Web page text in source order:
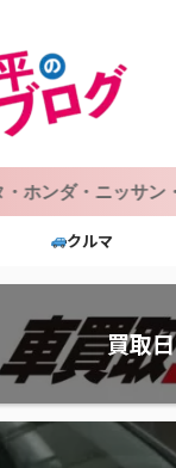
・マツダ・スバ
クルマ
買取